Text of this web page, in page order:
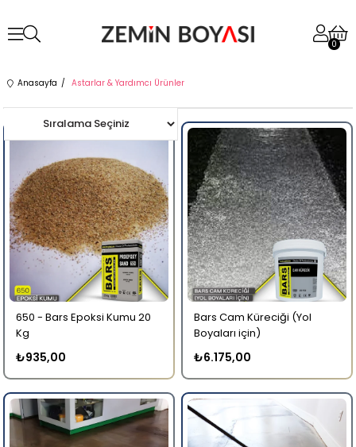
0
Anasayfa Astarlar & Yardımcı Ürünler
650 - Bars Epoksi Kumu 20
Kg
₺935,00
Bars Cam Küreciği (Yol
Boyaları için)
₺6.175,00